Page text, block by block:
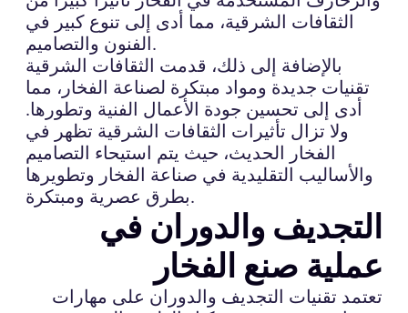
الثقافات الشرقية، مما أدى إلى تنوع كبير في
الفنون والتصاميم.
بالإضافة إلى ذلك، قدمت الثقافات الشرقية
تقنيات جديدة ومواد مبتكرة لصناعة الفخار، مما
أدى إلى تحسين جودة الأعمال الفنية وتطورها.
ولا تزال تأثيرات الثقافات الشرقية تظهر في
الفخار الحديث، حيث يتم استيحاء التصاميم
والأساليب التقليدية في صناعة الفخار وتطويرها
بطرق عصرية ومبتكرة.
التجديف والدوران في
عملية صنع الفخار
تعتمد تقنيات التجديف والدوران على مهارات